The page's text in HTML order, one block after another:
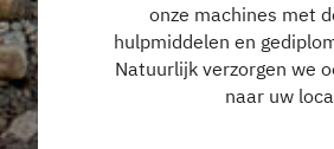
onze machines met
hulpmiddelen en
Natuurlijk verzorgen we
naar uw